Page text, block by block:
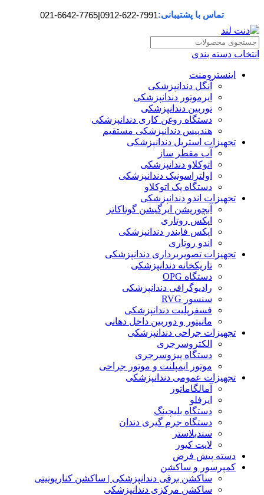
تماس با پشتیبانی:0912-622-7991
|
021-6642-7765
انتخاب دسته بندی
اینسترومنت
آنگل دندانپزشکی
ایرموتور دندانپزشکی
توربین دندانپزشکی
دستگاه روغن کاری دندانپزشکی
هندپیس دندانپزشکی مستقیم
تجهیزات استریل دندانپزشکی
آب مقطر ساز
اتوکلاو دندانپزشکی
اولتراسونیک دندانپزشکی
دستگاه پک اتوکلاو
تجهیزات اندو دندانپزشکی
آبچوریشن ایرگیشن گوتاکاتر
اپکس روتاری
اپکس فایندر دندانپزشکی
اندو روتاری
تجهیزات تصویربرداری دندانپزشکی
تاریکخانه دندانپزشکی
دستگاه OPG
رادیوگرافی دندانپزشکی
سنسور RVG
فسفرپلیت دندانپزشکی
مانیتور و دوربین داخل دهانی
تجهیزات جراحی دندانپزشکی
الکتروسرجری
دستگاه پیزوسرجری
موتور ایمپلنت و موتور جراحی
تجهیزات عمومی دندانپزشکی
آمالگاماتور
ایرفلو
دستگاه بلیچینگ
دستگاه جرم گیری دندان
سندبلاستر
لایت کیور
دسته پیش فرض
کمپرسور و ساکشن
ساکشن برقی دندانپزشکی | ساکشن کناریونیتی
ساکشن مرکزی دندانپزشکی